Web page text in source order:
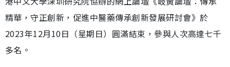
精華，守正創新，促進中醫藥傳承創新發展研討會》於
2023年12月10日（星期日）圓滿結束，參與人次高達七千
多名。